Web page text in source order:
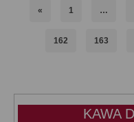
« 1 …
162 163
KAWA